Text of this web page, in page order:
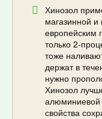
Хинозол
магазинной и
европейским
только 2-
тоже
держат в
нужно
Хинозол
алюминиевой
свойства